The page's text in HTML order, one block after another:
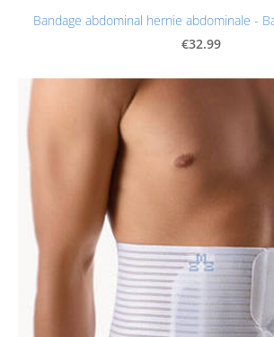
Bandage abdominal hernie abdominale -
€32.99